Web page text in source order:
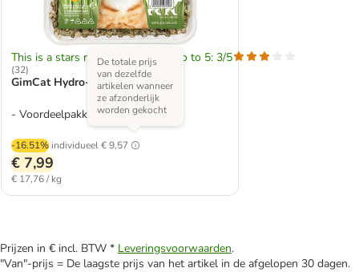
This is a stars rating area from zero to 5: 3/5
(32)
GimCat Hydro-Gras
- Voordeelpakket: 3 x 150 g
-16.51% individueel€ 9,57
De totale prijs
van dezelfde
artikelen wanneer
ze afzonderlijk
worden gekocht
€ 7,99
€ 17,76 / kg
Prijzen in € incl. BTW * Leveringsvoorwaarden.
"Van"-prijs = De laagste prijs van het artikel in de afgelopen 30 dagen.